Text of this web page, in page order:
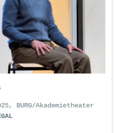
BURG/Akademietheater